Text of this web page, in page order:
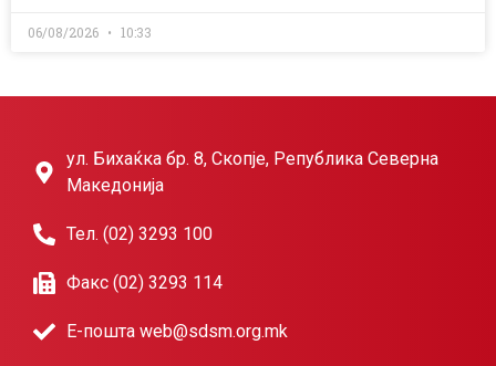
06/08/2026 10:33
ул. Бихаќка бр. 8, Скопје, Република Северна
Македонија
Тел. (02) 3293 100
Факс (02) 3293 114
Е-пошта web@sdsm.org.mk